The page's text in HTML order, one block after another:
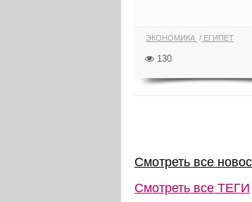
ЭКОНОМИКА ЕГИПЕТ
130
Смотреть все
Смотреть все ТЕГИ